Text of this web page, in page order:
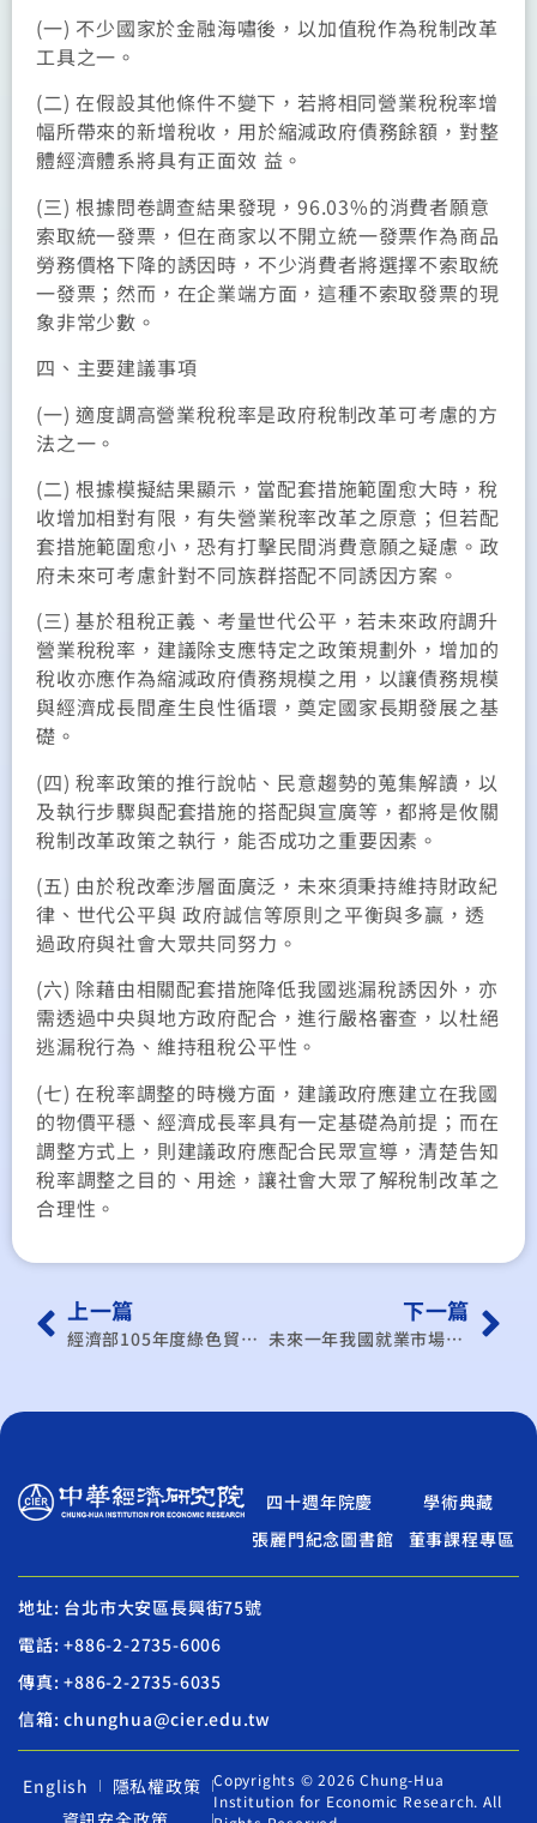
(一) 不少國家於金融海嘯後，以加值稅作為稅制改革
工具之一。
(二) 在假設其他條件不變下，若將相同營業稅稅率增
幅所帶來的新增稅收，用於縮減政府債務餘額，對整
體經濟體系將具有正面效 益。
(三) 根據問卷調查結果發現，96.03%的消費者願意
索取統一發票，但在商家以不開立統一發票作為商品
勞務價格下降的誘因時，不少消費者將選擇不索取統
一發票；然而，在企業端方面，這種不索取發票的現
象非常少數。
四、主要建議事項
(一) 適度調高營業稅稅率是政府稅制改革可考慮的方
法之一。
(二) 根據模擬結果顯示，當配套措施範圍愈大時，稅
收增加相對有限，有失營業稅率改革之原意；但若配
套措施範圍愈小，恐有打擊民間消費意願之疑慮。政
府未來可考慮針對不同族群搭配不同誘因方案。
(三) 基於租稅正義、考量世代公平，若未來政府調升
營業稅稅率，建議除支應特定之政策規劃外，增加的
稅收亦應作為縮減政府債務規模之用，以讓債務規模
與經濟成長間產生良性循環，奠定國家長期發展之基
礎。
(四) 稅率政策的推行說帖、民意趨勢的蒐集解讀，以
及執行步驟與配套措施的搭配與宣廣等，都將是攸關
稅制改革政策之執行，能否成功之重要因素。
(五) 由於稅改牽涉層面廣泛，未來須秉持維持財政紀
律、世代公平與 政府誠信等原則之平衡與多贏，透
過政府與社會大眾共同努力。
(六) 除藉由相關配套措施降低我國逃漏稅誘因外，亦
需透過中央與地方政府配合，進行嚴格審查，以杜絕
逃漏稅行為、維持租稅公平性。
(七) 在稅率調整的時機方面，建議政府應建立在我國
的物價平穩、經濟成長率具有一定基礎為前提；而在
調整方式上，則建議政府應配合民眾宣導，清楚告知
稅率調整之目的、用途，讓社會大眾了解稅制改革之
合理性。
上一篇
經濟部105年度綠色貿易推動方案期末報告
下一篇
未來一年我國就業市場可能衝擊評析與因應對策之研擬
四十週年院慶
學術典藏
張麗門紀念圖書館
董事課程專區
地址: 台北市大安區長興街75號
電話: +886-2-2735-6006
傳真: +886-2-2735-6035
信箱: chunghua@cier.edu.tw
English
隱私權政策
Copyrights © 2026 Chung-Hua
Institution for Economic Research. All